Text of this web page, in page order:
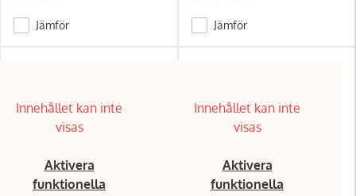
Jämför Jämför
Innehållet kan inte
visas
Aktivera
funktionella
Innehållet kan inte
visas
Aktivera
funktionella